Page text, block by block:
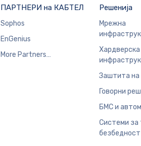
ПАРТНЕРИ на КАБТЕЛ
Sophos
EnGenius
More Partners…
Решенија
Мрежна
Хардверска
Заштита на
Говорни
БМС и
Системи за
безбедност